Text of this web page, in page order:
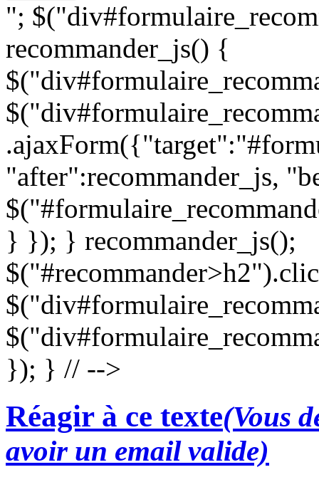
";
recommander_js() {
"after":recommander_js,
} }); } recommander_js();
}); } // -->
Réagir à ce texte(Vous
avoir un email valide)